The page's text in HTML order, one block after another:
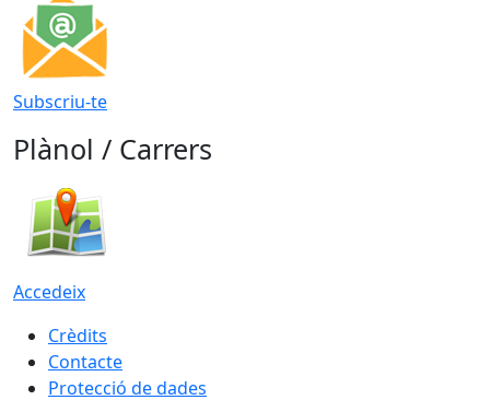
Subscriu-te
Plànol / Carrers
Accedeix
Crèdits
Contacte
Protecció de dades